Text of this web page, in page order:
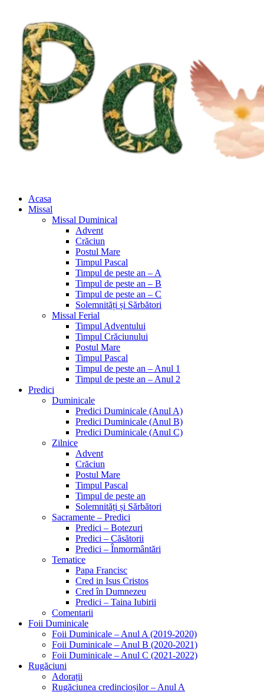
Acasa
Missal
Missal Duminical
Advent
Crăciun
Postul Mare
Timpul Pascal
Timpul de peste an – A
Timpul de peste an – B
Timpul de peste an – C
Solemnități și Sărbători
Missal Ferial
Timpul Adventului
Timpul Crăciunului
Postul Mare
Timpul Pascal
Timpul de peste an – Anul 1
Timpul de peste an – Anul 2
Predici
Duminicale
Predici Duminicale (Anul A)
Predici Duminicale (Anul B)
Predici Duminicale (Anul C)
Zilnice
Advent
Crăciun
Postul Mare
Timpul Pascal
Timpul de peste an
Solemnități și Sărbători
Sacramente – Predici
Predici – Botezuri
Predici – Căsătorii
Predici – Înmormântări
Tematice
Papa Francisc
Cred in Isus Cristos
Cred în Dumnezeu
Predici – Taina Iubirii
Comentarii
Foii Duminicale
Foii Duminicale – Anul A (2019-2020)
Foii Duminicale – Anul B (2020-2021)
Foii Duminicale – Anul C (2021-2022)
Rugăciuni
Adorații
Rugăciunea credincioșilor – Anul A